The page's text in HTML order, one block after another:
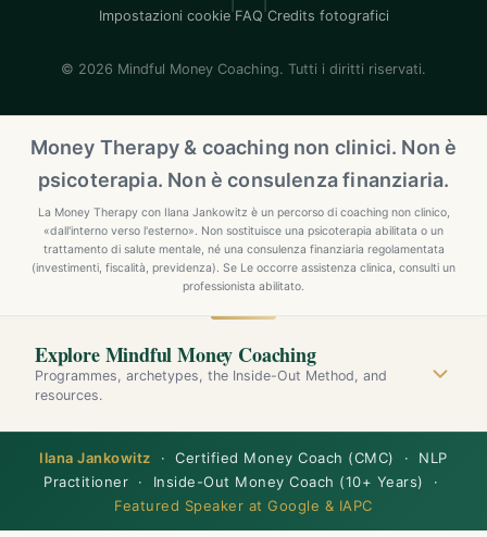
Impostazioni cookie FAQ Credits fotografici
© 2026 Mindful Money Coaching. Tutti i diritti riservati.
Money Therapy & coaching non clinici. Non è
psicoterapia. Non è consulenza finanziaria.
La Money Therapy con Ilana Jankowitz è un percorso di coaching non clinico,
«dall'interno verso l'esterno». Non sostituisce una psicoterapia abilitata o un
trattamento di salute mentale, né una consulenza finanziaria regolamentata
(investimenti, fiscalità, previdenza). Se Le occorre assistenza clinica, consulti un
professionista abilitato.
Explore Mindful Money Coaching
Programmes, archetypes, the Inside-Out Method, and
resources.
Ilana Jankowitz · Certified Money Coach (CMC) · NLP
Practitioner · Inside-Out Money Coach (10+ Years) ·
Featured Speaker at Google & IAPC